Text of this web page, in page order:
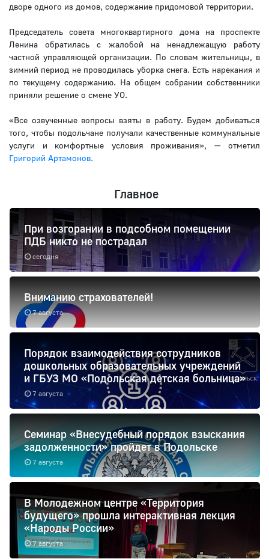
дворе одного из домов, содержание придомовой территории.
Председатель совета многоквартирного дома на проспекте
Ленина обратилась с жалобой на ненадлежащую работу
частной управляющей организации. По словам жительницы, в
зимний период не проводилась уборка снега. Есть нарекания и
по текущему содержанию. На общем собрании собственники
приняли решение о смене УО.
«Все озвученные вопросы взяты в работу. Будем добиваться
того, чтобы подольчане получали качественные коммунальные
услуги и комфортные условия проживания», — отметил
Григорий Артамонов.
Главное
сегодня
При возгорании в подсобном помещении
ПДБ никто не пострадал
7 августа
Вниманию страхователей!
7 августа
Порядок взаимодействия сотрудников
дошкольных образовательных учреждений
и ГБУЗ МО «Подольская детская больница»
7 августа
Семинар «Внесудебный порядок взыскания
задолженности» пройдет в Подольске
7 августа
В Молодежном центре «Территория
будущего» прошла интерактивная лекция
«Народы России»